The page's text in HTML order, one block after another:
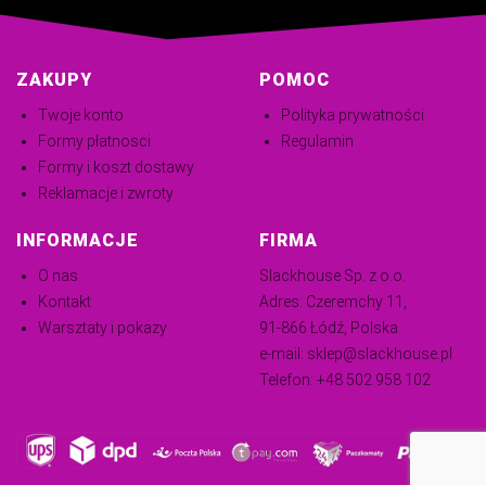
ZAKUPY
Twoje konto
Formy płatnosci
Formy i koszt dostawy
Reklamacje i zwroty
POMOC
Polityka prywatności
Regulamin
INFORMACJE
O nas
Kontakt
Warsztaty i pokazy
FIRMA
Slackhouse Sp. z o.o.
Adres: Czeremchy 11,
91-866 Łódź, Polska
e-mail: sklep@slackhouse.pl
Telefon: +48 502 958 102